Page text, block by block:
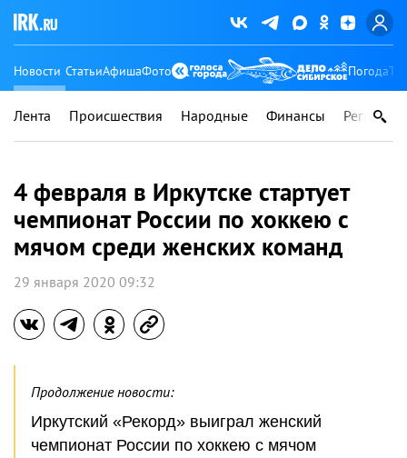
Новости СтатьиАфишаФото Погода
Лента Происшествия Народные Финансы Регионы
4 февраля в Иркутске стартует
чемпионат России по хоккею с
мячом среди женских команд
29 января 2020 09:32
Продолжение новости:
Иркутский «Рекорд» выиграл женский
чемпионат России по хоккею с мячом